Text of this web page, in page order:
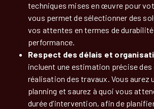
techniques mises en œuvre pour
vous permet de sélectionner des
vos attentes en termes de
performance.
Respect des délais et
incluent une estimation précise des
réalisation des travaux. Vous aurez
planning et saurez à quoi vous
durée d’intervention, afin de